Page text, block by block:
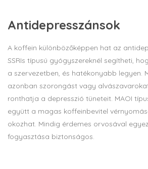
Antidepresszánsok
A koffein különbözőképpen hat az
SSRIs típusú gyógyszereknél segítheti,
a szervezetben, és hatékonyabb legyen.
azonban szorongást vagy
ronthatja a depresszió tüneteit. MAOI
együtt a magas koffeinbevitel
okozhat. Mindig érdemes orvosával
fogyasztása biztonságos.